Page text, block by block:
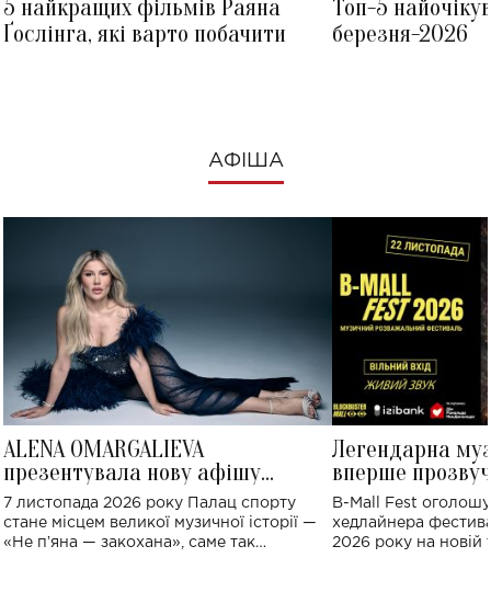
5 найкращих фільмів Раяна
Ґослінга, які варто побачити
Топ-5
березня-2026
АФІША
ALENA OMARGALIEVA
презентувала нову афішу
великого концерту в Палаці
спорту
7 листопада 2026 року Палац спорту
стане місцем великої музичної історії —
«Не пʼяна — закохана», саме так
Легендарна
вперше
Україні: де
B-Mall Fest
хедлайнера
2026 року на новій